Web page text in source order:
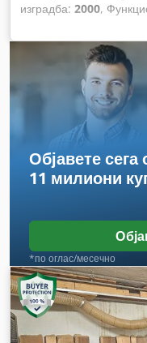
изградба: 2000,
1.560 мм, брзина на
брзина на напојување
брзина на вртење:
Објавете сега
11 милиони
*по оглас/месечно